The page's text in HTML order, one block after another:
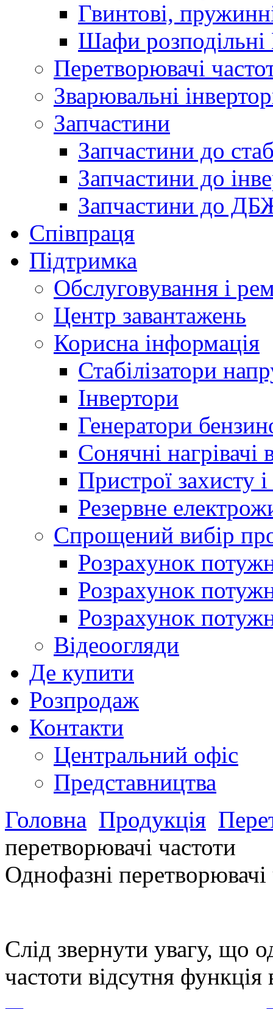
Гвинтові,
Шафи розподільні
Перетворювачі
Зварювальні
Запчастини
Запчастини до
Запчастини до
Запчастини до
Співпраця
Підтримка
Обслуговування і
Центр завантажень
Корисна інформація
Стабілізатори
Інвертори
Генератори
Сонячні нагрівачі
Пристрої захисту і
Резервне
Спрощений вибір
Розрахунок
Розрахунок
Розрахунок
Відеоогляди
Де купити
Розпродаж
Контакти
Центральний офіс
Представництва
Головна Продукція
перетворювачі частоти
Однофазні перетворювачі
Слід звернути увагу, що
частоти відсутня